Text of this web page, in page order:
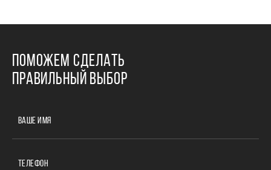
ПОМОЖЕМ СДЕЛАТЬ
ПРАВИЛЬНЫЙ ВЫБОР
ВАШЕ ИМЯ
ТЕЛЕФОН